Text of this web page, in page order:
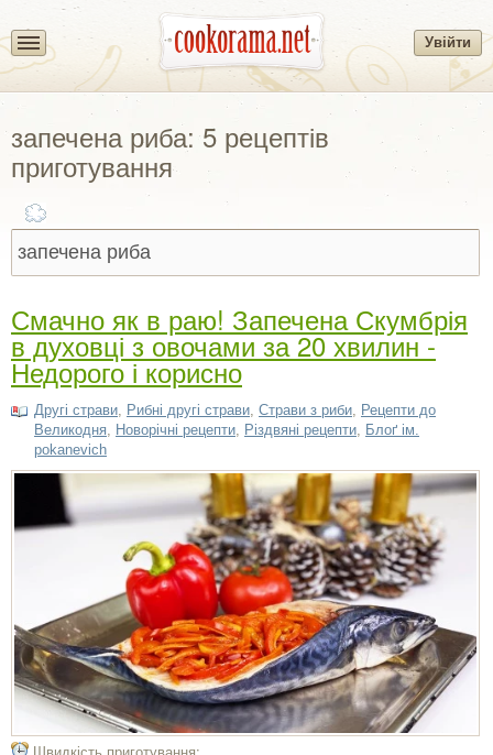
Увійти
запечена риба: 5 рецептів
приготування
Смачно як в раю! Запечена Скумбрія
в духовці з овочами за 20 хвилин -
Недорого і корисно
Другі страви, Рибні другі страви, Страви з риби, Рецепти до
Великодня, Новорічні рецепти, Різдвяні рецепти, Блоґ ім.
pokanevich